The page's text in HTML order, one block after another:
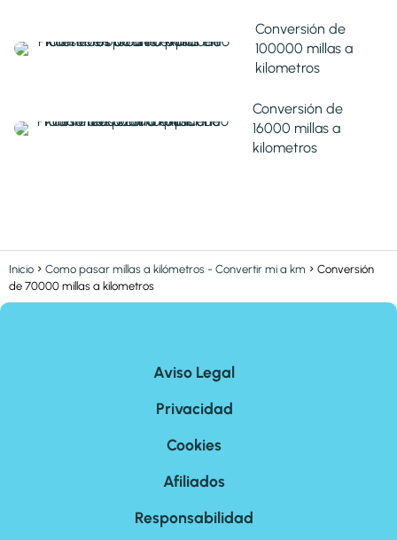
Conversión de
100000 millas a
kilometros
Conversión de
16000 millas a
kilometros
Inicio Como pasar millas a kilómetros - Convertir mi a km
Conversión
de 70000 millas a kilometros
Aviso Legal
Privacidad
Cookies
Afiliados
Responsabilidad